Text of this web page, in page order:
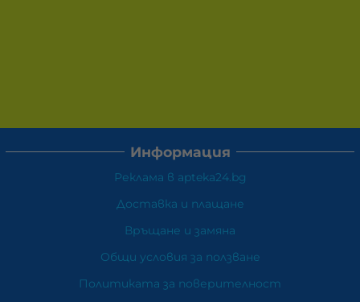
Информация
Реклама в apteka24.bg
Доставка и плащане
Връщане и замяна
Общи условия за ползване
Политиката за поверителност